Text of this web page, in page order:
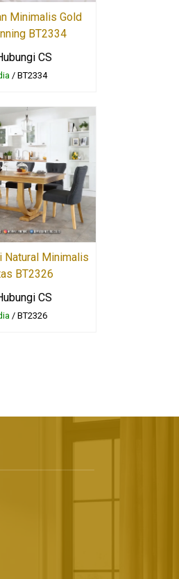
Minimalis Gold
BT2334
CS
/ BT2334
Natural Minimalis
BT2326
CS
/ BT2326